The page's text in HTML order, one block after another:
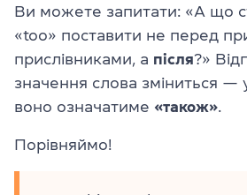
Ви можете запитати: «А що
«too» поставити не перед
прислівниками, а після?»
значення слова зміниться —
воно означатиме «також»
Порівняймо!